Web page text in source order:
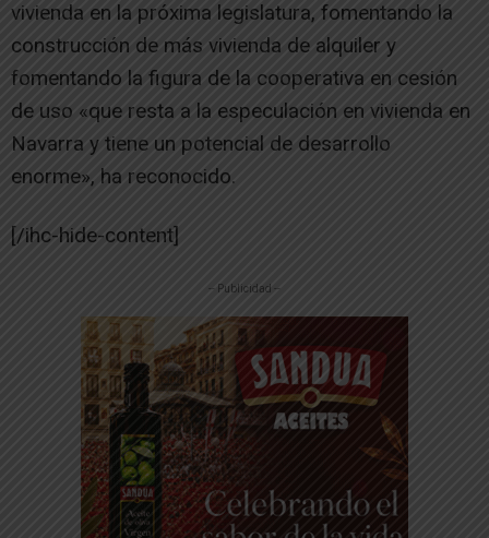
vivienda en la próxima legislatura, fomentando la
construcción de más vivienda de alquiler y
fomentando la figura de la cooperativa en cesión
de uso «que resta a la especulación en vivienda en
Navarra y tiene un potencial de desarrollo
enorme», ha reconocido.
[/ihc-hide-content]
-- Publicidad --